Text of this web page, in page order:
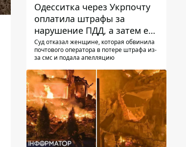
Одесситка через Укрпочту
оплатила штрафы за
нарушение ПДД, а затем ее
счета заблокировали - в
чем причина и что решил
Суд отказал женщине, которая обвинила
почтового оператора в потере штрафа из-
за смс и подала апелляцию